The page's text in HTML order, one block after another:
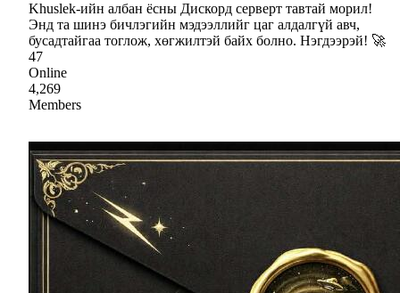
Khuslek-ийн албан ёсны Дискорд серверт тавтай морил!
Энд та шинэ бичлэгийн мэдээллийг цаг алдалгүй авч,
бусадтайгаа тоглож, хөгжилтэй байх болно. Нэгдээрэй! 🚀
47
Online
4,269
Members